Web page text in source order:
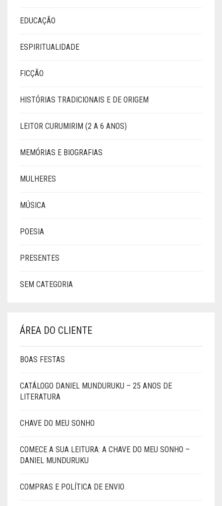
EDUCAÇÃO
ESPIRITUALIDADE
FICÇÃO
HISTÓRIAS TRADICIONAIS E DE ORIGEM
LEITOR CURUMIRIM (2 A 6 ANOS)
MEMÓRIAS E BIOGRAFIAS
MULHERES
MÚSICA
POESIA
PRESENTES
SEM CATEGORIA
ÁREA DO CLIENTE
BOAS FESTAS
CATÁLOGO DANIEL MUNDURUKU – 25 ANOS DE
LITERATURA
CHAVE DO MEU SONHO
COMECE A SUA LEITURA: A CHAVE DO MEU SONHO –
DANIEL MUNDURUKU
COMPRAS E POLÍTICA DE ENVIO